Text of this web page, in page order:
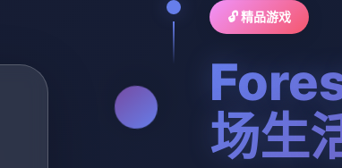
🔓 精品游戏
场生